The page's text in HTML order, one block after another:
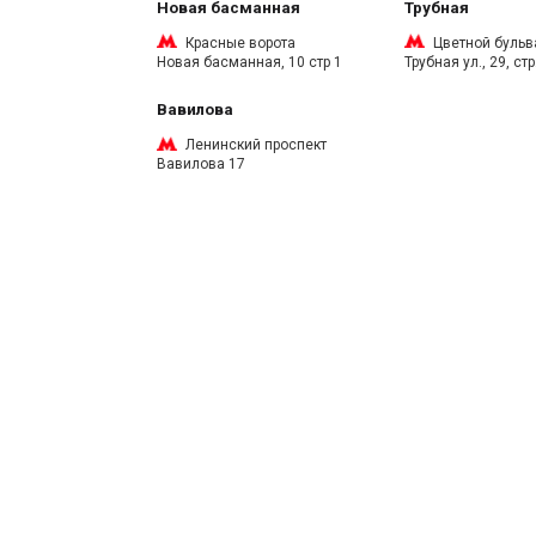
Новая басманная
Красные ворота
Новая басманная, 10 стр 1
Трубная
Цветной
Трубная ул., 29,
Вавилова
Ленинский проспект
Вавилова 17